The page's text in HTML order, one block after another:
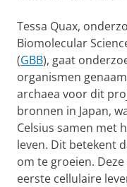
Tessa Quax,
Biomolecular
(GBB), gaat
organismen
archaea voor dit
bronnen in Japan,
Celsius samen met
leven. Dit betekent
om te groeien.
eerste cellulaire